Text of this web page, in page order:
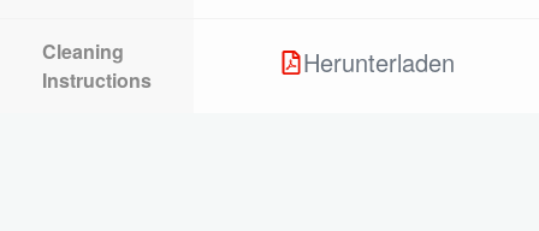
Cleaning
Instructions
Herunterladen